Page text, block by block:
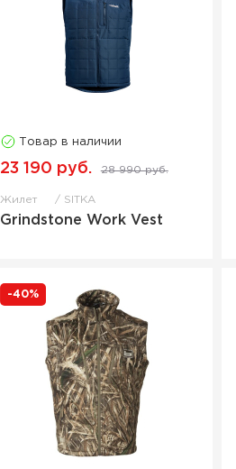
Товар в наличии
23 190 руб. 28 990 руб.
Жилет SITKA
Grindstone Work Vest
-40%